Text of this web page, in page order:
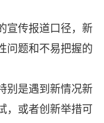
传报道口径，新
问题和不易把握的
是遇到新情况新
，或者创新举措可